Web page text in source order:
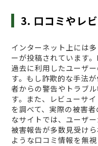
3. 口コミやレ
インターネット上には
ーが投稿されています
過去に利用したユーザ
す。もし詐欺的な手法
者からの警告やトラブ
す。また、レビューサ
を調べて、実際の被害
なサイトでは、ユーザ
被害報告が多数見受け
ような口コミ情報を無